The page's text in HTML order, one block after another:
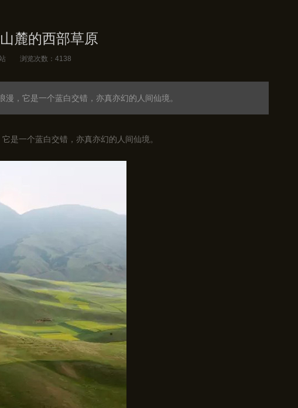
麓的西部草原
站 浏览次数：4138
，它是一个蓝白交错，亦真亦幻的人间仙境。
是一个蓝白交错，亦真亦幻的人间仙境。